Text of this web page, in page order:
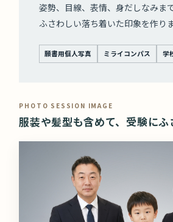
姿勢、目線、表情、身だしなみま
ふさわしい落ち着いた印象を作りま
願書用個人写真 ミライコンパス 学
PHOTO SESSION IMAGE
服装や髪型も含めて、受験に